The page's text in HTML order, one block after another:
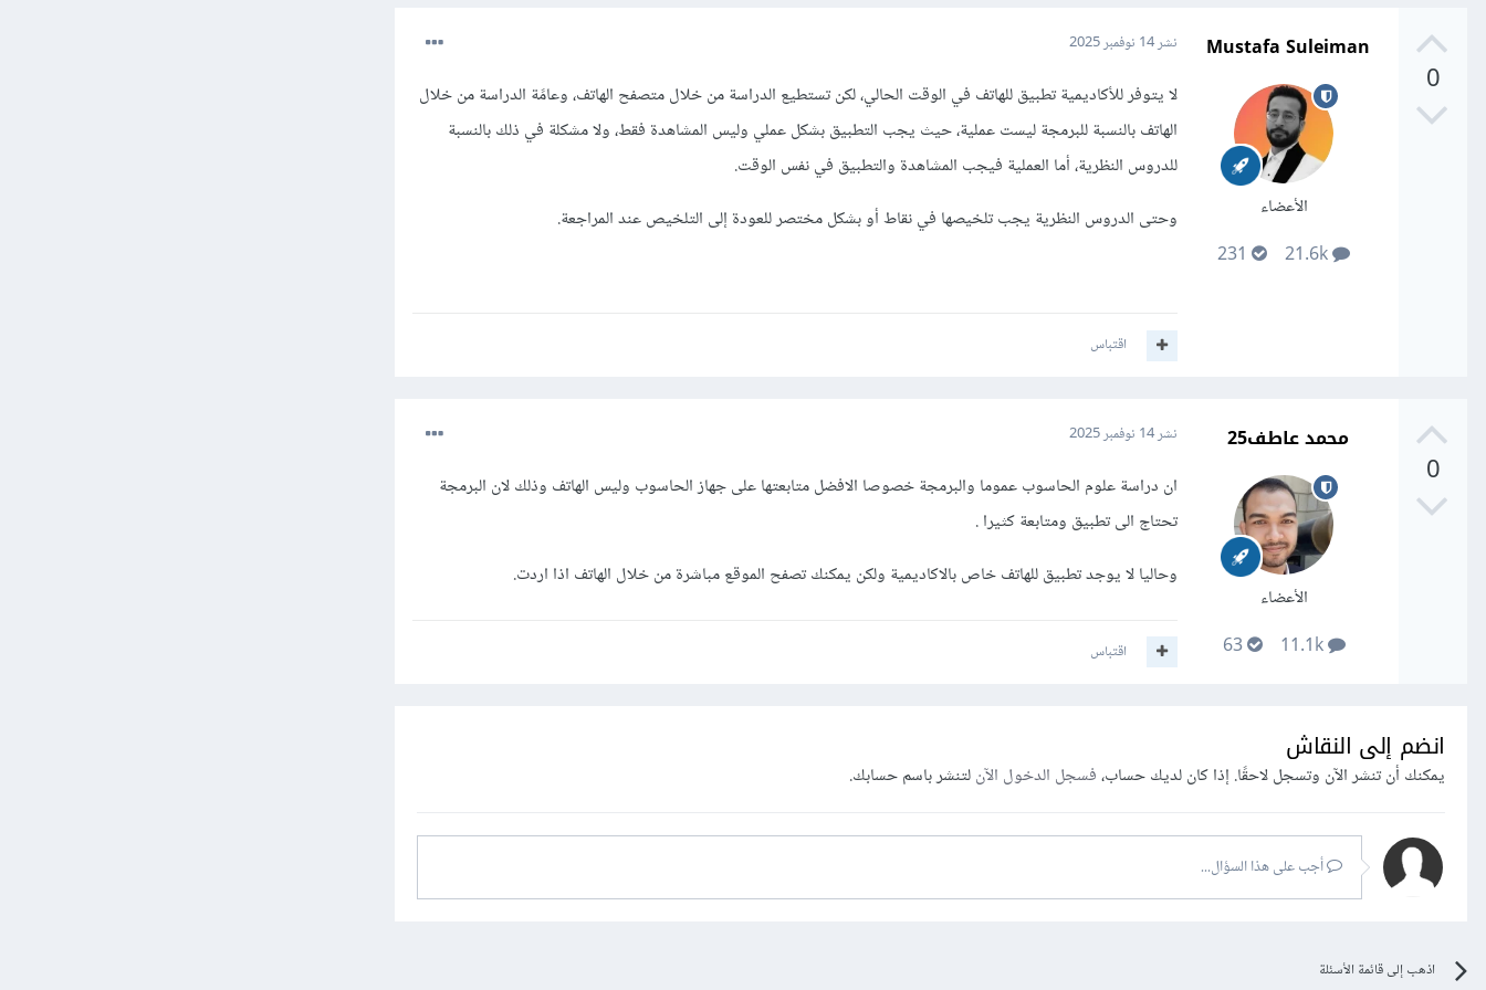
0
Mustafa Suleiman
الأعضاء
نشر14 نوفمبر 2025
لا يتوفر للأكاديمية تطبيق للهاتف في الوقت الحالي، لكن تستطيع الدراسة من خلال متصفح الهاتف، وعامًة الدراسة من خلال
الهاتف بالنسبة للبرمجة ليست عملية، حيث يجب التطبيق بشكل عملي وليس المشاهدة فقط، ولا مشكلة في ذلك بالنسبة
للدروس النظرية، أما العملية فيجب المشاهدة والتطبيق في نفس الوقت.
وحتى الدروس النظرية يجب تلخيصها في نقاط أو بشكل مختصر للعودة إلى التلخيص عند المراجعة.
اقتباس
0
محمد عاطف25
الأعضاء
11.1k
63
نشر14 نوفمبر 2025
ان دراسة علوم الحاسوب عموما والبرمجة خصوصا الافضل متابعتها على جهاز الحاسوب وليس الهاتف وذلك لان البرمجة
تحتاج الى تطبيق ومتابعة كثيرا .
وحاليا لا يوجد تطبيق للهاتف خاص بالاكاديمية ولكن يمكنك تصفح الموقع مباشرة من خلال الهاتف اذا اردت.
اقتباس
انضم إلى النقاش
يمكنك أن تنشر الآن وتسجل لاحقًا. إذا كان لديك حساب،فسجل الدخول الآنلتنشر باسم حسابك.
أجب على هذا السؤال...
اذهب إلى قائمة الأسئلة